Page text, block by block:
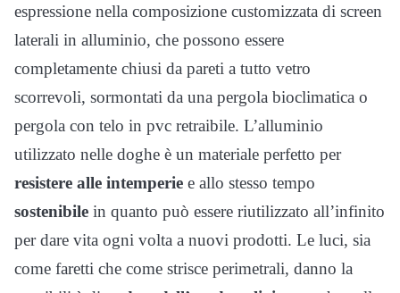
espressione nella composizione customizzata di screen
laterali in alluminio, che possono essere
completamente chiusi da pareti a tutto vetro
scorrevoli, sormontati da una pergola bioclimatica o
pergola con telo in pvc retraibile. L’alluminio
utilizzato nelle doghe è un materiale perfetto per
resistere alle intemperie e allo stesso tempo
sostenibile in quanto può essere riutilizzato all’infinito
per dare vita ogni volta a nuovi prodotti. Le luci, sia
come faretti che come strisce perimetrali, danno la